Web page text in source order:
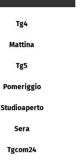
Tg4
Mattina
Tg5
Pomeriggio
Studioaperto
Sera
Tgcom24